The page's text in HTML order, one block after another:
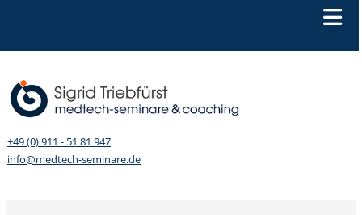
+49 (0) 911 - 51 81 947
info@medtech-seminare.de